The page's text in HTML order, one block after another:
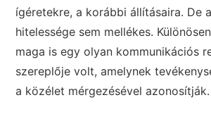
ígéretekre, a korábbi állításaira. De
hitelessége sem mellékes.
maga is egy olyan kommunikációs
szereplője volt, amelynek
a közélet mérgezésével azonosítják.